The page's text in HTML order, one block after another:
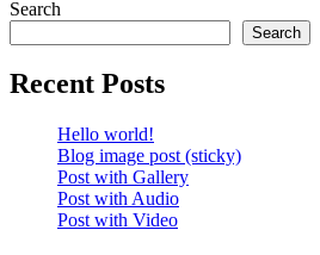
Search
Search
Recent Posts
Hello world!
Blog image post (sticky)
Post with Gallery
Post with Audio
Post with Video